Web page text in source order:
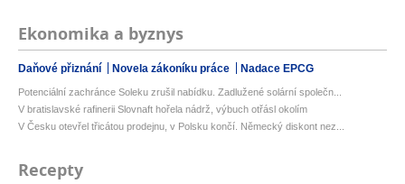
Ekonomika a byznys
Daňové přiznání Novela zákoníku práce Nadace EPCG
Potenciální zachránce Soleku zrušil nabídku. Zadlužené solární společn...
V bratislavské rafinerii Slovnaft hořela nádrž, výbuch otřásl okolím
V Česku otevřel třicátou prodejnu, v Polsku končí. Německý diskont nez...
Recepty